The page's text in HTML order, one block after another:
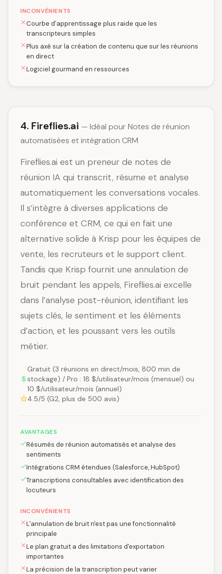
INCONVÉNIENTS
Courbe d'apprentissage plus raide que les
transcripteurs simples
Plus axé sur la création de contenu que sur les réunions
en direct
Logiciel gourmand en ressources
4. Fireflies.ai — Idéal pour Notes de réunion
automatisées et intégration CRM
Fireflies.ai est un preneur de notes de
réunion IA qui transcrit, résume et analyse
automatiquement les conversations vocales.
Il s’intègre à diverses applications de
conférence et CRM, ce qui en fait une
alternative solide à Krisp pour les équipes de
vente, les recruteurs et le support client.
Tandis que Krisp fournit une annulation de
bruit pendant les appels, Fireflies.ai excelle
dans l’analyse post-réunion, identifiant les
sujets clés, le sentiment et les éléments
d’action, et les poussant vers les outils
métier.
Gratuit (3 réunions en direct/mois, 800 min de
stockage) / Pro : 18 $/utilisateur/mois (mensuel) ou
10 $/utilisateur/mois (annuel)
4.5/5 (G2, plus de 500 avis)
AVANTAGES
Résumés de réunion automatisés et analyse des
sentiments
Intégrations CRM étendues (Salesforce, HubSpot)
Transcriptions consultables avec identification des
locuteurs
INCONVÉNIENTS
L'annulation de bruit n'est pas une fonctionnalité
principale
Le plan gratuit a des limitations d'exportation
importantes
La précision de la transcription peut varier